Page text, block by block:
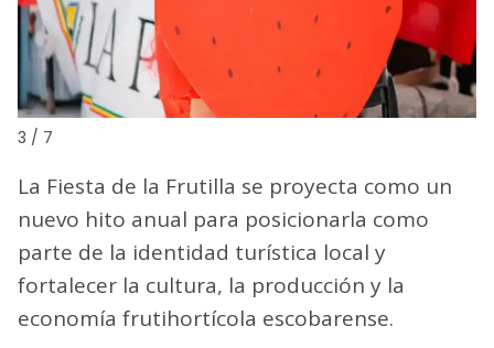
4 / 7
La Fiesta de la Frutilla se proyecta como un
nuevo hito anual para posicionarla como
parte de la identidad turística local y
fortalecer la cultura, la producción y la
economía frutihortícola escobarense.